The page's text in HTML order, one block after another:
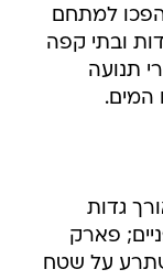
למתחם
ובתי קפה
תנועה
המים.
גדות
פארק
על שטח